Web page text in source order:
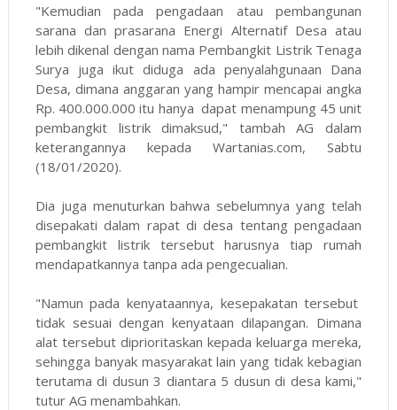
"Kemudian pada pengadaan atau pembangunan
sarana dan prasarana Energi Alternatif Desa atau
lebih dikenal dengan nama Pembangkit Listrik Tenaga
Surya juga ikut diduga ada penyalahgunaan Dana
Desa, dimana anggaran yang hampir mencapai angka
Rp. 400.000.000 itu hanya dapat menampung 45 unit
pembangkit listrik dimaksud," tambah AG dalam
keterangannya kepada Wartanias.com, Sabtu
(18/01/2020).
Dia juga menuturkan bahwa sebelumnya yang telah
disepakati dalam rapat di desa tentang pengadaan
pembangkit listrik tersebut harusnya tiap rumah
mendapatkannya tanpa ada pengecualian.
"Namun pada kenyataannya, kesepakatan tersebut
tidak sesuai dengan kenyataan dilapangan. Dimana
alat tersebut diprioritaskan kepada keluarga mereka,
sehingga banyak masyarakat lain yang tidak kebagian
terutama di dusun 3 diantara 5 dusun di desa kami,"
tutur AG menambahkan.